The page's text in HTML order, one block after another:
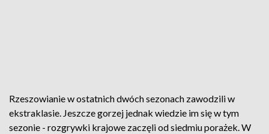
Rzeszowianie w ostatnich dwóch sezonach zawodzili w
ekstraklasie. Jeszcze gorzej jednak wiedzie im się w tym
sezonie - rozgrywki krajowe zaczęli od siedmiu porażek. W